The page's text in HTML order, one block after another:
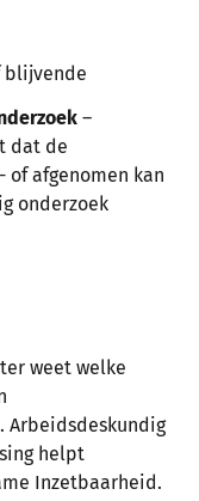
blijvende
–
dat de
afgenomen kan
onderzoek
weet welke
Arbeidsdeskundig
helpt
Inzetbaarheid.